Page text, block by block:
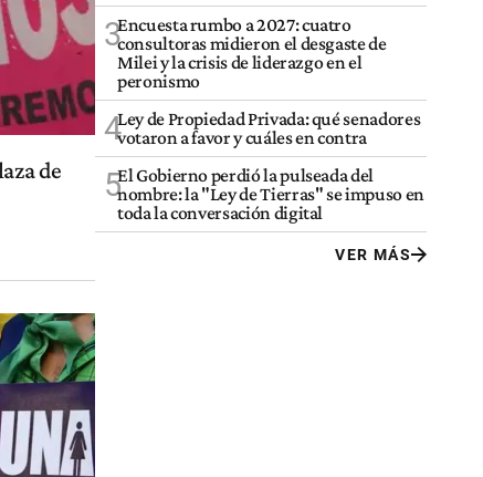
de
3Encuesta rumbo a 2027: cuatro
consultoras midieron el desgaste de
Milei y la crisis de liderazgo en el
peronismo
4Ley de Propiedad Privada: qué senadores
votaron a favor y cuáles en contra
5El Gobierno perdió la pulseada del
nombre: la "Ley de Tierras" se impuso en
toda la conversación digital
VER MÁS